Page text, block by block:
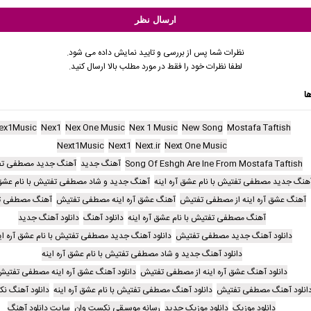
نظرات شما پس از بررسی و تایید نمایش داده می شود.
لطفا نظرات خود را فقط در مورد مطلب بالا ارسال کنید.
Mostafa Taftish
New Song
Nex 1 Music
Nex One Music
Nex1
Next One Music
Next.ir
Next1
Next1Music
Song Of Eshgh Are Ine From Mostafa Taftish آهنگ جدید آهنگ جدید مصطفی
جدید مصطفی تفتیش با نام عشق آره اینه آهنگ جدید و شاد مصطفی تفتیش با نام عشق
آهنگ عشق آره اینه از مصطفی تفتیش آهنگ عشق آره اینه مصطفی تفتیش آهنگ مصطفی
آهنگ مصطفی تفتیش با نام عشق آره اینه دانلود آهنگ دانلود آهنگ جدید
دانلود آهنگ جدید مصطفی تفتیش دانلود آهنگ جدید مصطفی تفتیش با نام عشق آره
دانلود آهنگ جدید و شاد مصطفی تفتیش با نام عشق آره اینه
دانلود آهنگ عشق آره اینه از مصطفی تفتیش دانلود آهنگ عشق آره اینه مصطفی
آهنگ مصطفی تفتیش دانلود آهنگ مصطفی تفتیش با نام عشق آره اینه دانلود آهنگ
دانلود موزیک دانلود موزیک جدید رسانه موسیقی نکست وان سایت دانلود آهنگ